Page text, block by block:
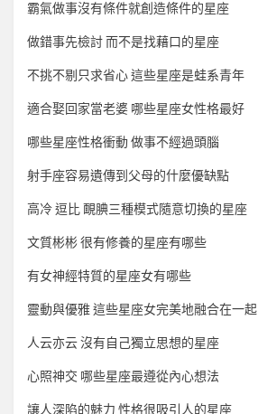
霸氣做事沒有條件就創造條件的星座
做錯事先檢討 而不是找藉口的星座
不挑不剔只求省心 這些星座是蛙系青年
適合娶回家當老婆 哪些星座女性格最好
哪些星座性格衝動 做事不經過頭腦
射手座容易遺傳到父母的什麼優缺點
高冷 逗比 靦腆三種模式隨意切換的星座
文質彬彬 很有修養的星座有哪些
有女神經特質的星座女有哪些
靈動與優雅 這些星座女完美地融合在一起
人云亦云 沒有自己獨立思想的星座
心照神交 哪些星座最遵從內心想法
讓人深陷的魅力 性格很吸引人的星座